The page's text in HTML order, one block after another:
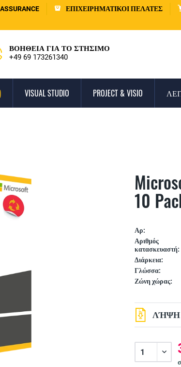
ΕΠΙΧΕΙΡΗΜΑΤΙΚΟΊ ΠΕΛΆΤΕΣ
ΒΟΉΘΕΙΑ ΓΙΑ ΤΟ ΣΤΉΣΙΜΟ
+49 69 173261340
VISUAL STUDIO PROJECT & VISIO
10
Αρ:
Αριθμός
κατασκευαστή:
Διάρκεια:
Γλώσσα:
Ζώνη χώρας:
ΛΉΨΗ